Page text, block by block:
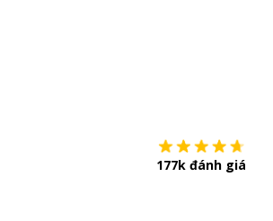
177k đánh giá